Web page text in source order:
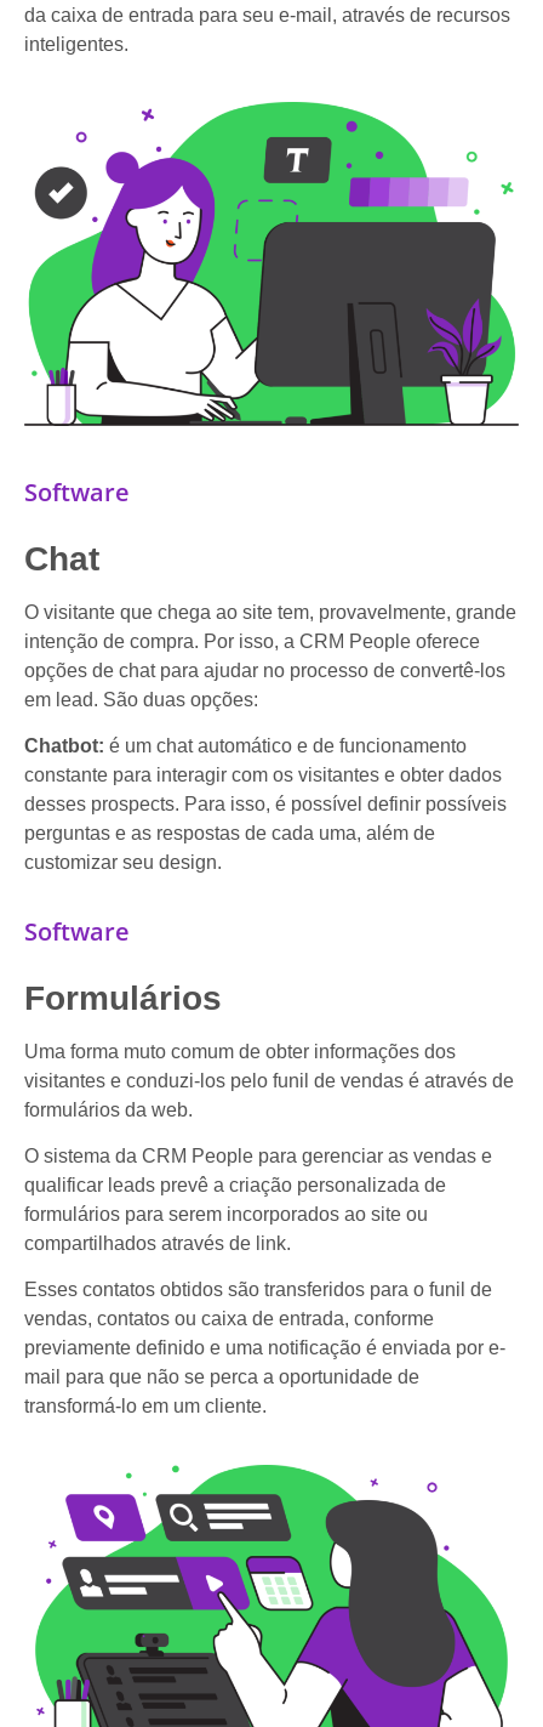
da caixa de entrada para seu e-mail, através de recursos
inteligentes.
Software
Chat
O visitante que chega ao site tem, provavelmente, grande
intenção de compra. Por isso, a CRM People oferece
opções de chat para ajudar no processo de convertê-los
em lead. São duas opções:
Chatbot: é um chat automático e de funcionamento
constante para interagir com os visitantes e obter dados
desses prospects. Para isso, é possível definir possíveis
perguntas e as respostas de cada uma, além de
customizar seu design.
Software
Formulários
Uma forma muto comum de obter informações dos
visitantes e conduzi-los pelo funil de vendas é através de
formulários da web.
O sistema da CRM People para gerenciar as vendas e
qualificar leads prevê a criação personalizada de
formulários para serem incorporados ao site ou
compartilhados através de link.
Esses contatos obtidos são transferidos para o funil de
vendas, contatos ou caixa de entrada, conforme
previamente definido e uma notificação é enviada por e-
mail para que não se perca a oportunidade de
transformá-lo em um cliente.